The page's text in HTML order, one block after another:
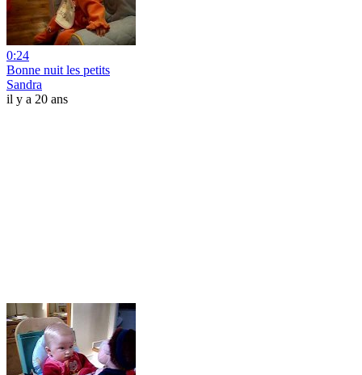
0:24
Bonne nuit les petits
Sandra
il y a 20 ans